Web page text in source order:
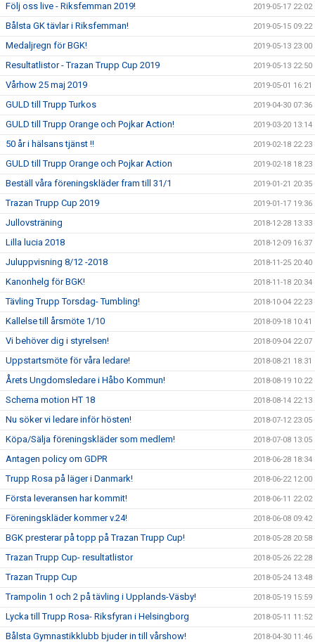
Följ oss live - Riksfemman 2019! 2019-05-17 22:02
Bålsta GK tävlar i Riksfemman! 2019-05-15 09:22
Medaljregn för BGK! 2019-05-13 23:00
Resultatlistor - Trazan Trupp Cup 2019 2019-05-13 22:50
Vårhow 25 maj 2019 2019-05-01 16:21
GULD till Trupp Turkos 2019-04-30 07:36
GULD till Trupp Orange och Pojkar Action! 2019-03-20 13:14
50 år i hälsans tjänst !! 2019-02-18 22:23
GULD till Trupp Orange och Pojkar Action 2019-02-18 18:23
Beställ våra föreningskläder fram till 31/1 2019-01-21 20:35
Trazan Trupp Cup 2019 2019-01-17 19:36
Jullovsträning 2018-12-28 13:33
Lilla lucia 2018 2018-12-09 16:37
Juluppvisning 8/12 -2018 2018-11-25 20:40
Kanonhelg för BGK! 2018-11-18 20:34
Tävling Trupp Torsdag- Tumbling! 2018-10-04 22:23
Kallelse till årsmöte 1/10 2018-09-18 10:41
Vi behöver dig i styrelsen! 2018-09-04 22:07
Uppstartsmöte för våra ledare! 2018-08-21 18:31
Årets Ungdomsledare i Håbo Kommun! 2018-08-19 10:22
Schema motion HT 18 2018-08-14 22:13
Nu söker vi ledare inför hösten! 2018-07-12 23:05
Köpa/Sälja föreningskläder som medlem! 2018-07-08 13:05
Antagen policy om GDPR 2018-06-28 18:34
Trupp Rosa på läger i Danmark! 2018-06-22 12:00
Första leveransen har kommit! 2018-06-11 22:02
Föreningskläder kommer v.24! 2018-06-08 09:42
BGK presterar på topp på Trazan Trupp Cup! 2018-05-28 20:58
Trazan Trupp Cup- resultatlistor 2018-05-26 22:28
Trazan Trupp Cup 2018-05-24 13:48
Trampolin 1 och 2 på tävling i Upplands-Väsby! 2018-05-19 15:59
Lycka till Trupp Rosa- Riksfyran i Helsingborg 2018-05-11 11:52
Bålsta Gymnastikklubb bjuder in till vårshow! 2018-04-30 11:46